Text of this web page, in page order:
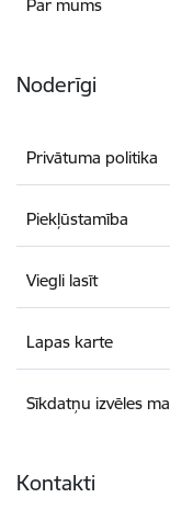
Par mums
Noderīgi
Privātuma politika
Piekļūstamība
Viegli lasīt
Lapas karte
Sīkdatņu izvēles
Kontakti